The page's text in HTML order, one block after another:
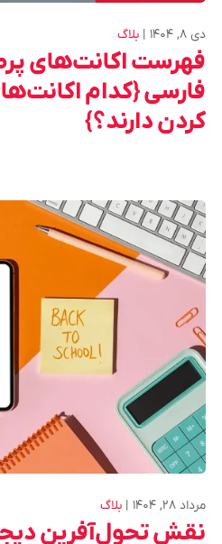
دی ۸, ۱۴۰۴ بلاگ
فهرست اکانت‌های
فارسی {کدام
کردن دارند؟}
مرداد ۲۸, ۱۴۰۴ بلاگ
نقش تحول‌آفرین